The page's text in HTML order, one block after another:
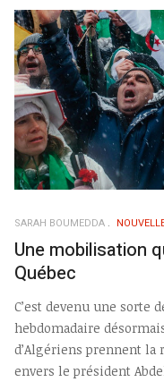
SARAH BOUMEDDA
Une mobilisation
Québec
C’est devenu une sorte
hebdomadaire
d’Algériens prennent
envers le président